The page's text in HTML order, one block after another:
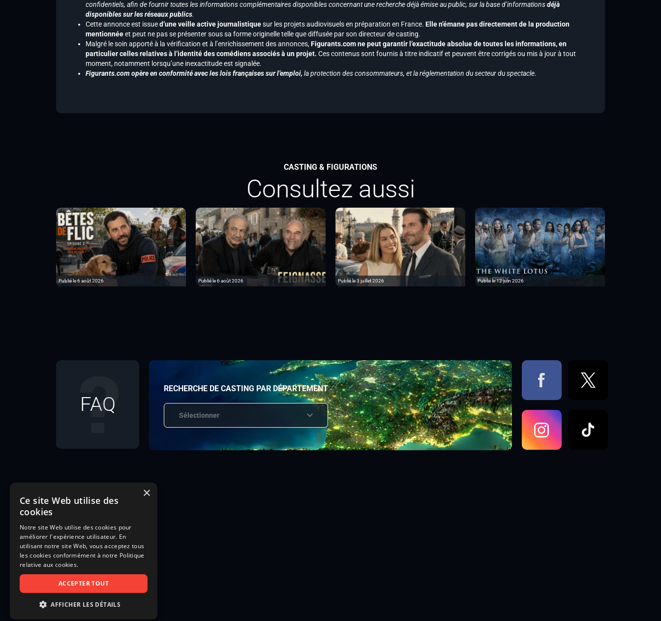
confidentiels, afin de fournir toutes les informations complémentaires disponibles concernant une recherche déjà émise au public, sur la base d’informationsdéjà
disponibles sur les réseaux publics.
Cette annonce est issued’une veille active journalistiquesur les projets audiovisuels en préparation en France. Elle n’émane pas directement de la production
mentionnéeet peut ne pas se présenter sous sa forme originelle telle que diffusée par son directeur de casting.
Malgré le soin apporté à la vérification et à l’enrichissement des annonces,Figurants.com ne peut garantir l’exactitude absolue de toutes les informations, en
particulier celles relatives à l’identité des comédiens associés à un projet. Ces contenus sont fournis à titre indicatif et peuvent être corrigés ou mis à jour à tout
moment, notamment lorsqu’une inexactitude est signalée.
Figurants.com opère en conformité avec les lois françaises sur l’emploi, la protection des consommateurs, et la réglementation du secteur du spectacle.
CASTING & FIGURATIONS
Consultez aussi
Publié le 6 août 2026 Publié le 6 août 2026 Publié le 3 juillet 2026 Publié le 12 juin 2026
FAQ
RECHERCHE DE CASTING PAR DÉPARTEMENT
Sélectionner
×
Ce site Web utilise des
cookies
Notre site Web utilise des cookies pour
améliorer l'expérience utilisateur. En
utilisant notre site Web, vous acceptez tous
les cookies conformément à notre Politique
relative aux cookies.
ACCEPTER TOUT
AFFICHER LES DÉTAILS